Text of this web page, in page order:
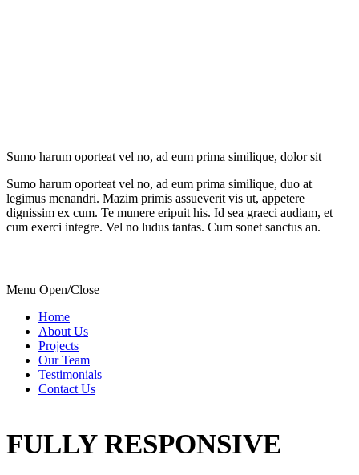
Sumo harum oporteat vel no, ad eum prima similique, dolor sit
Sumo harum oporteat vel no, ad eum prima similique, duo at
legimus menandri. Mazim primis assueverit vis ut, appetere
dignissim ex cum. Te munere eripuit his. Id sea graeci audiam, et
cum exerci integre. Vel no ludus tantas. Cum sonet sanctus an.
Menu Open/Close
Home
About Us
Projects
Our Team
Testimonials
Contact Us
FULLY RESPONSIVE